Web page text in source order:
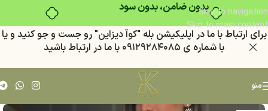
بدون ضامن، بدون سودSkip to navigation
Skip to main content
براي ارتباط با ما در اپليكيشن بله "كوآ ديزاين" رو جست و جو كنيد و يا
با شماره ي ٠٩١٢٩٢٨٤٠٨٥ با ما در ارتباط باشيد
منو